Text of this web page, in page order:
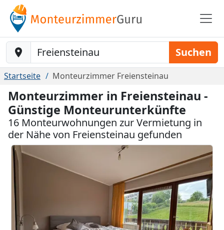
Baustelle-Location Suchen
Startseite Monteurzimmer Freiensteinau
Monteurzimmer in Freiensteinau -
Günstige Monteurunterkünfte
16 Monteurwohnungen zur Vermietung in
der Nähe von Freiensteinau gefunden